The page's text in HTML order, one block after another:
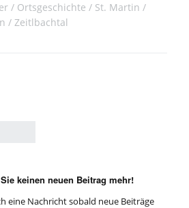
Ortsgeschichte
St. Martin
Zeitlbachtal
keinen neuen Beitrag mehr!
eine Nachricht sobald neue Beiträge